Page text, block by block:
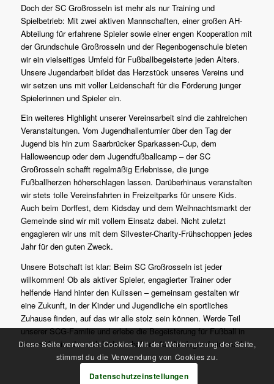
Doch der SC Großrosseln ist mehr als nur Training und
Spielbetrieb: Mit zwei aktiven Mannschaften, einer großen AH-
Abteilung für erfahrene Spieler sowie einer engen Kooperation mit
der Grundschule Großrosseln und der Regenbogenschule bieten
wir ein vielseitiges Umfeld für Fußballbegeisterte jeden Alters.
Unsere Jugendarbeit bildet das Herzstück unseres Vereins und
wir setzen uns mit voller Leidenschaft für die Förderung junger
Spielerinnen und Spieler ein.
Ein weiteres Highlight unserer Vereinsarbeit sind die zahlreichen
Veranstaltungen. Vom Jugendhallenturnier über den Tag der
Jugend bis hin zum Saarbrücker Sparkassen-Cup, dem
Halloweencup oder dem Jugendfußballcamp – der SC
Großrosseln schafft regelmäßig Erlebnisse, die junge
Fußballherzen höherschlagen lassen. Darüberhinaus veranstalten
wir stets tolle Vereinsfahrten in Freizeitparks für unsere Kids.
Auch beim Dorffest, dem Kidsday und dem Weihnachtsmarkt der
Gemeinde sind wir mit vollem Einsatz dabei. Nicht zuletzt
engagieren wir uns mit dem Silvester-Charity-Frühschoppen jedes
Jahr für den guten Zweck.
Unsere Botschaft ist klar: Beim SC Großrosseln ist jeder
willkommen! Ob als aktiver Spieler, engagierter Trainer oder
helfende Hand hinter den Kulissen – gemeinsam gestalten wir
eine Zukunft, in der Kinder und Jugendliche ein sportliches
Zuhause finden, auf das wir alle stolz sein können. Werde Teil
unserer SCG-Familie und erlebe die Begeisterung für Fußball in
einem Verein, der sich leidenschaftlich für die Jugend einsetzt!
Diese Seite verwendet Cookies. Mit der Weiternutzung der Seite,
stimmst du die Verwendung von Cookies zu.
Datenschutzeinstellungen